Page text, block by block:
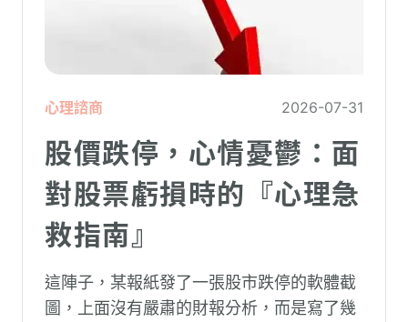
心理諮商 2026-07-31
股價跌停，心情憂鬱：面
對股票虧損時的『心理急
救指南』
這陣子，某報紙發了一張股市跌停的軟體截
圖，上面沒有嚴肅的財報分析，而是寫了幾